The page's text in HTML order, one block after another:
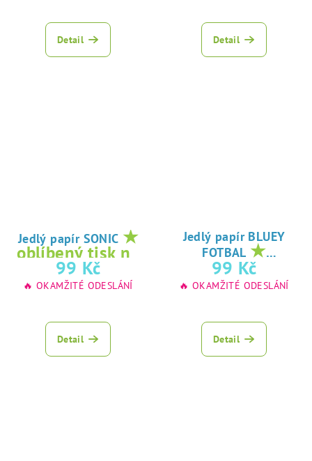
Detail Detail
Jedlý papír SONIC ★
oblíbený tisk na
jedlý papír
99 Kč
🔥 OKAMŽITÉ ODESLÁNÍ
Detail
Jedlý papír BLUEY
FOTBAL ★
oblíbený tisk na
jedlý papír
99 Kč
🔥 OKAMŽITÉ ODESLÁNÍ
Detail